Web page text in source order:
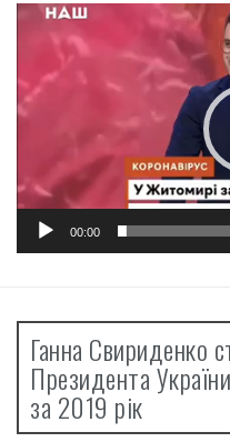
Відеопрогравач
00:00
Ганна Свириденко
Президента
за 2019 рік